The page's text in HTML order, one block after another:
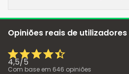
Opiniões reais de utilizadores
4,5/5
Com base em 646 opiniões